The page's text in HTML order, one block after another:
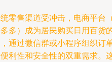
零售渠道受冲击，电商平台
多）成为居民购买日用百货
通过微信群或小程序组织订
利性和安全性的双重需求。